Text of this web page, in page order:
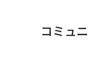
コミュ